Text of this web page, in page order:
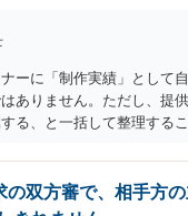
ーに「制作実績」として
ありません。ただし、提
る、と一括して整理する
方、ブランド名、文字主
、販売コンセプトなどは、
ロゴに独自の図形やイラス
の双方審で、相手方